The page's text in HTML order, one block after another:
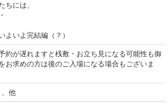
ちには、
よいよ完結編（？）
約が遅れますと桟敷・お立ち見になる可能性も御
お求めの方は後のご入場になる場合もございま
、他